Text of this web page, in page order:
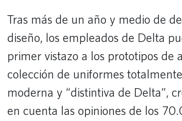
Tras más de un año y medio de
diseño, los empleados de Delta
primer vistazo a los prototipos de
colección de uniformes
moderna y “distintiva de Delta”,
en cuenta las opiniones de los